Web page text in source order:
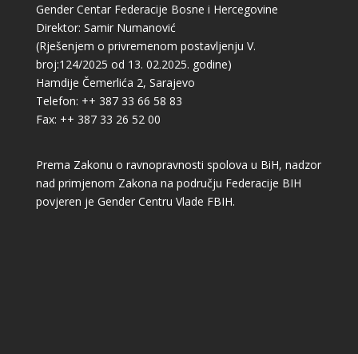
Gender Centar Federacije Bosne i Hercegovine
Direktor: Samir Numanović
(Rješenjem o privremenom postavljenju V.
broj:124/2025 od 13. 02.2025. godine)
Hamdije Čemerlića 2, Sarajevo
Telefon: ++ 387 33 66 58 83
Fax: ++ 387 33 26 52 00
Prema Zakonu o ravnopravnosti spolova u BiH, nadzor
nad primjenom Zakona na području Federacije BIH
povjeren je Gender Centru Vlade FBIH.